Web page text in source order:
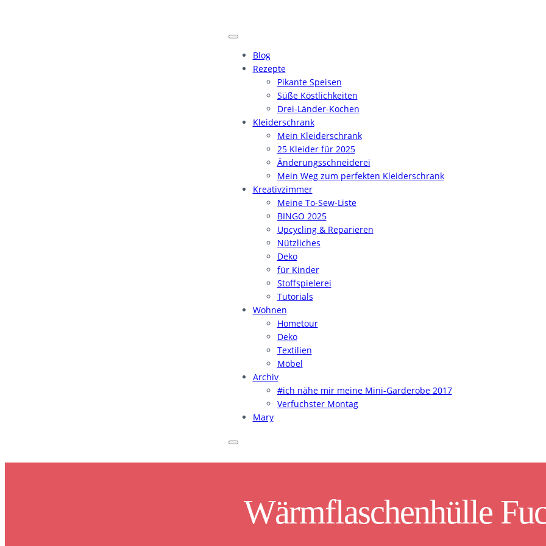
Blog
Rezepte
Pikante Speisen
Süße Köstlichkeiten
Drei-Länder-Kochen
Kleiderschrank
Mein Kleiderschrank
25 Kleider für 2025
Änderungsschneiderei
Mein Weg zum perfekten Kleiderschrank
Kreativzimmer
Meine To-Sew-Liste
BINGO 2025
Upcycling & Reparieren
Nützliches
Deko
für Kinder
Stoffspielerei
Tutorials
Wohnen
Hometour
Deko
Textilien
Möbel
Archiv
#ich nähe mir meine Mini-Garderobe 2017
Verfuchster Montag
Mary
Wärmflaschenhülle